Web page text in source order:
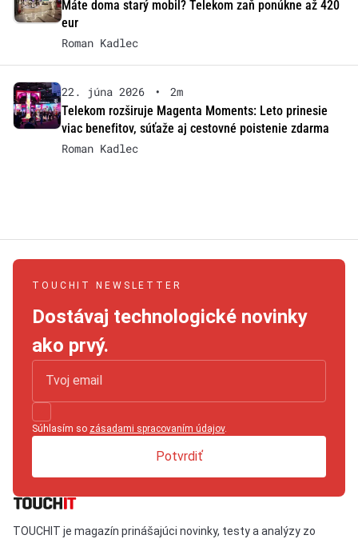
Máte doma starý mobil? Telekom zaň ponúkne až 420
eur
Roman Kadlec
22. júna 2026 •
2m
Telekom rozširuje Magenta Moments: Leto prinesie
viac benefitov, súťaže aj cestovné poistenie zdarma
Roman Kadlec
TOUCHIT NEWSLETTER
Dostávaj technologické novinky
ako prvý.
Súhlasím so zásadami spracovaním údajov.
Potvrdiť
TOUCHIT je magazín prinášajúci novinky, testy a analýzy zo